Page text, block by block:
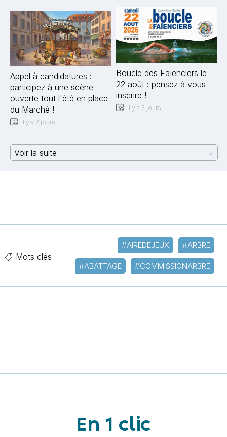
Appel à candidatures :
participez à une scène
ouverte tout l'été en place
du Marché !
Il y a 2 jours
Boucle des Faïenciers le
22 août : pensez à vous
inscrire !
Il y a 3 jours
Voir la suite
Mots clés
#AIREDEJEUX #ARBRE
#ABATTAGE #COMMISSIONARBRE
En 1 clic